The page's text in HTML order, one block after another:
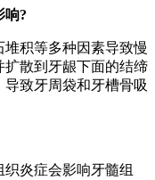
?
积等多种因素导致慢
散到牙龈下面的结缔
致牙周袋和牙槽骨吸
炎症会影响牙髓组